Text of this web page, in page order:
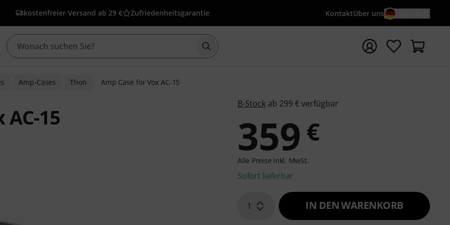
kostenfreier Versand ab 29 € Zufriedenheitsgarantie KontaktÜber uns
Suche mit Suchwort {searchTerm} starten
Amp-Cases Thon Amp Case for Vox AC-15
15
B-Stock ab 299 € verfügbar
359 €
Alle Preise inkl. MwSt.
Sofort lieferbar
1 IN DEN WARENKORB